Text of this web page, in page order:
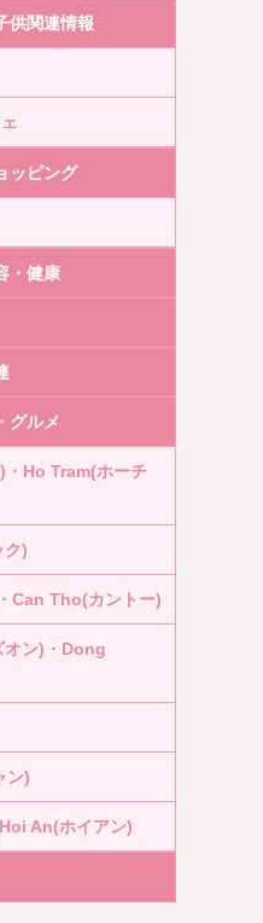
供関連情報
ッピング
・健康
グルメ
Ho Tram(ホーチ
ク)
Can Tho(カントー)
ン)・Dong
ン)
An(ホイアン)